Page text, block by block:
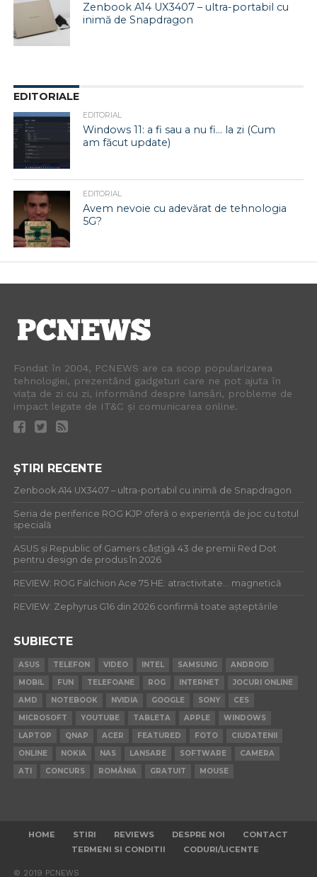
Zenbook A14 UX3407 – ultra-portabil cu
inimă de Snapdragon
EDITORIALE
EDITORIAL
Windows 11: a fi sau a nu fi… la zi (Cum
am făcut update)
EDITORIAL
Avem nevoie cu adevărat de tehnologia
5G?
Fondat în 2004, PCNEWS are ca scop popularizarea
tehnologiei, prezentând gadgeturi care ne pot ajuta în
viața de zi cu zi, informând despre lansări, probleme de
impact legate de IT&C și comunicarea online.
ȘTIRI RECENTE
Zenbook A14 UX3407 – ultra-portabil cu inimă de Snapdragon
Seria de periferice ROG KJP oferă o experiență de joc cu totul
specială
ASUS și Republic of Gamers câștigă 43 de premii Red Dot
pentru design de produs în 2026
REVIEW: ROG Falchion Ace 75 HE: atractivitate… magnetică
REVIEW: Zephyrus G16 din 2026 confirmă toate așteptările
SUBIECTE
ASUS TELEFON VIDEO INTEL SAMSUNG
ANDROID
MOBIL
FUN TELEFOANE ROG INTERNET
JOCURI ONLINE
AMD
NOTEBOOK NVIDIA GOOGLE SONY
CES
MICROSOFT
YOUTUBE TABLETA APPLE
WINDOWS
LAPTOP
QNAP ACER FEATURED FOTO
CIUDATENII
ONLINE
NOKIA NAS LANSARE SOFTWARE
CAMERA
ATI
CONCURS ROMÂNIA GRATUIT MOUSE
HOME STIRI REVIEWS DESPRE NOI
CONTACT
TERMENI SI CONDITII
CODURI/LICENTE
© 2019 PCNEWS